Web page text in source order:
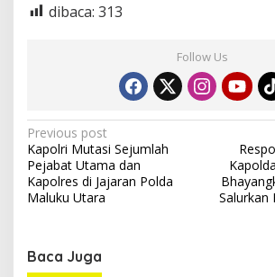
dibaca: 313
Follow Us
P
o
s
a
Previous post
Kapolri Mutasi Sejumlah
Pejabat Utama dan
Kapolres di Jajaran Polda
Maluku Utara
Salurkan
Baca Juga